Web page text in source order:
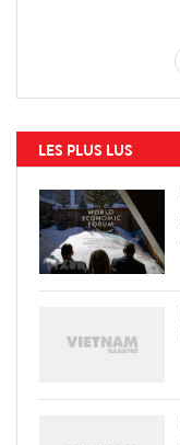
LES PLUS LUS